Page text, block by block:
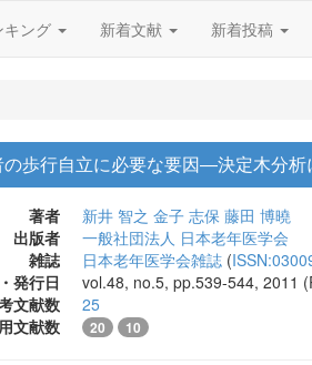
ング 新着文献 新着投稿
の歩行自立に必要な要因―決定木分
著者 新井 智之 金子 志保 藤田 博曉
出版者
一般社団法人 日本老年医学会
雑誌
日本老年医学会雑誌 (
発行日
vol.48, no.5, pp.539-544, 2011
文献数
25
文献数
20 10